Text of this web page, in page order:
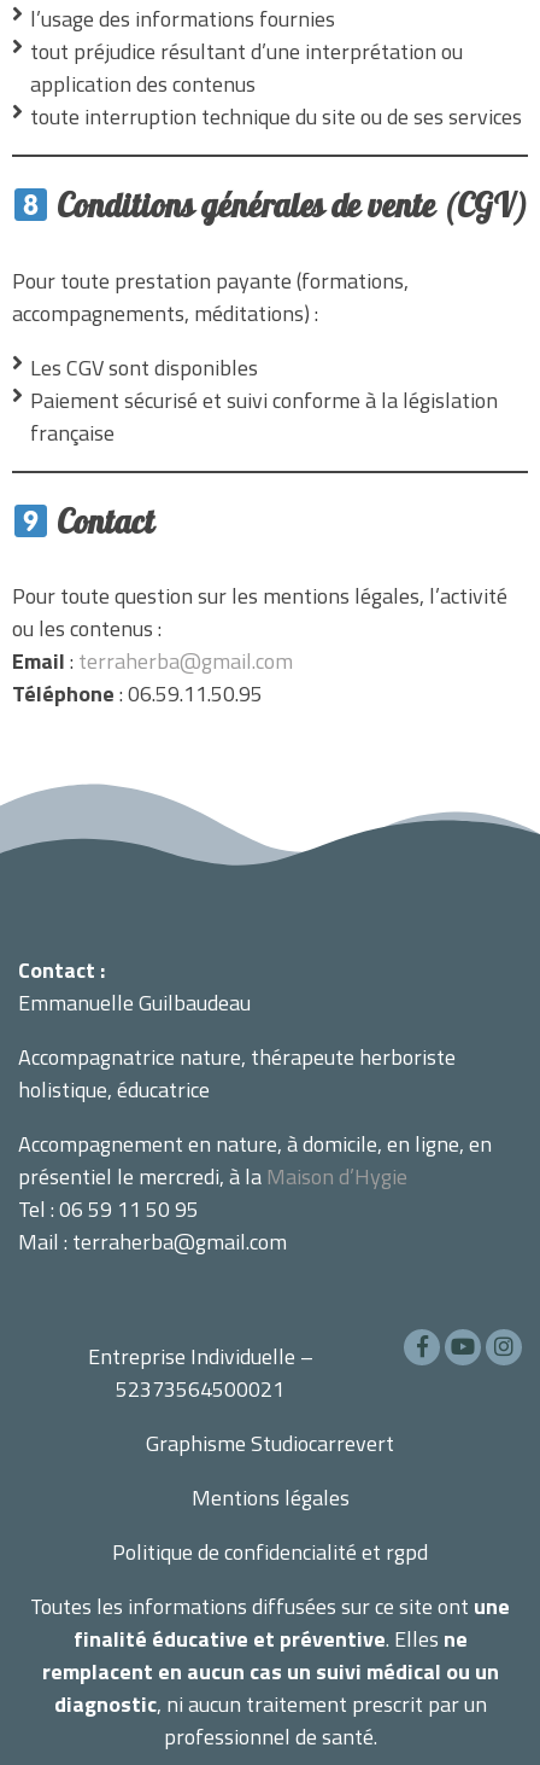
l’usage des informations fournies
tout préjudice résultant d’une interprétation ou
application des contenus
toute interruption technique du site ou de ses services
Conditions générales de vente (CGV)
Pour toute prestation payante (formations,
accompagnements, méditations) :
Les CGV sont disponibles
Paiement sécurisé et suivi conforme à la législation
française
Contact
Pour toute question sur les mentions légales, l’activité
ou les contenus :
Email: terraherba@gmail.com
Téléphone: 06.59.11.50.95
Contact :
Emmanuelle Guilbaudeau
Accompagnatrice nature, thérapeute herboriste
holistique, éducatrice
Accompagnement en nature, à domicile, en ligne, en
présentiel le mercredi, à la Maison d’Hygie
Tel : 06 59 11 50 95
Mail : terraherba@gmail.com
Entreprise Individuelle –
52373564500021
GraphismeStudiocarrevert
Mentions légales
Politique de confidencialité et rgpd
Toutes les informations diffusées sur ce site ont une
finalité éducative et préventive. Elles ne
remplacent en aucun cas un suivi médical ou un
diagnostic, ni aucun traitement prescrit par un
professionnel de santé.